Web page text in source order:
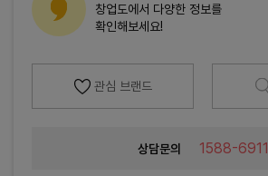
창업도에서 다양한 정보를
확인해보세요!
관심 브랜드
상담문의 1588-6911